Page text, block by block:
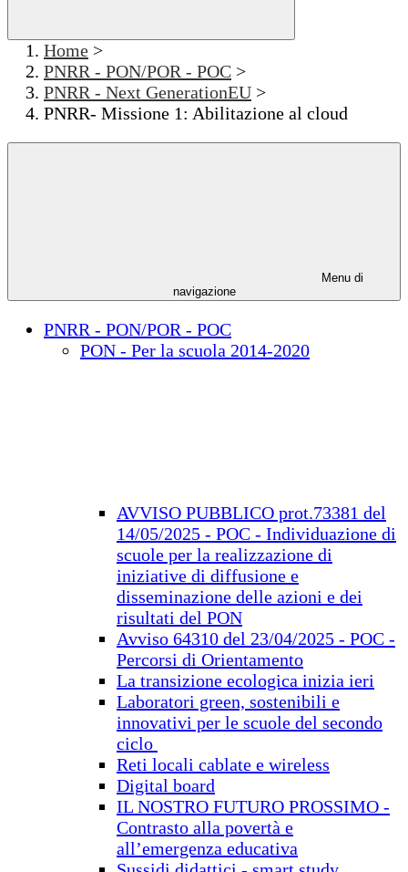
Home >
PNRR - PON/POR - POC >
PNRR - Next GenerationEU >
PNRR- Missione 1: Abilitazione al cloud
Menu di
navigazione
PNRR - PON/POR - POC
PON - Per la scuola 2014-2020
AVVISO PUBBLICO prot.73381 del
14/05/2025 - POC - Individuazione di
scuole per la realizzazione di
iniziative di diffusione e
disseminazione delle azioni e dei
risultati del PON
Avviso 64310 del 23/04/2025 - POC -
Percorsi di Orientamento
La transizione ecologica inizia ieri
Laboratori green, sostenibili e
innovativi per le scuole del secondo
ciclo
Reti locali cablate e wireless
Digital board
IL NOSTRO FUTURO PROSSIMO -
Contrasto alla povertà e
all’emergenza educativa